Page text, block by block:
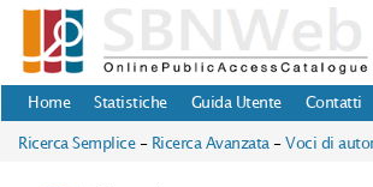
Home Statistiche Guida Utente Contatti
Ricerca Semplice - Ricerca Avanzata - Voci di